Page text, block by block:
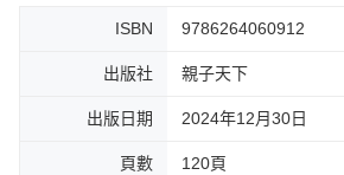
ISBN 9786264060912
出版社 親子天下
出版日期 2024年12月30日
頁數 120頁